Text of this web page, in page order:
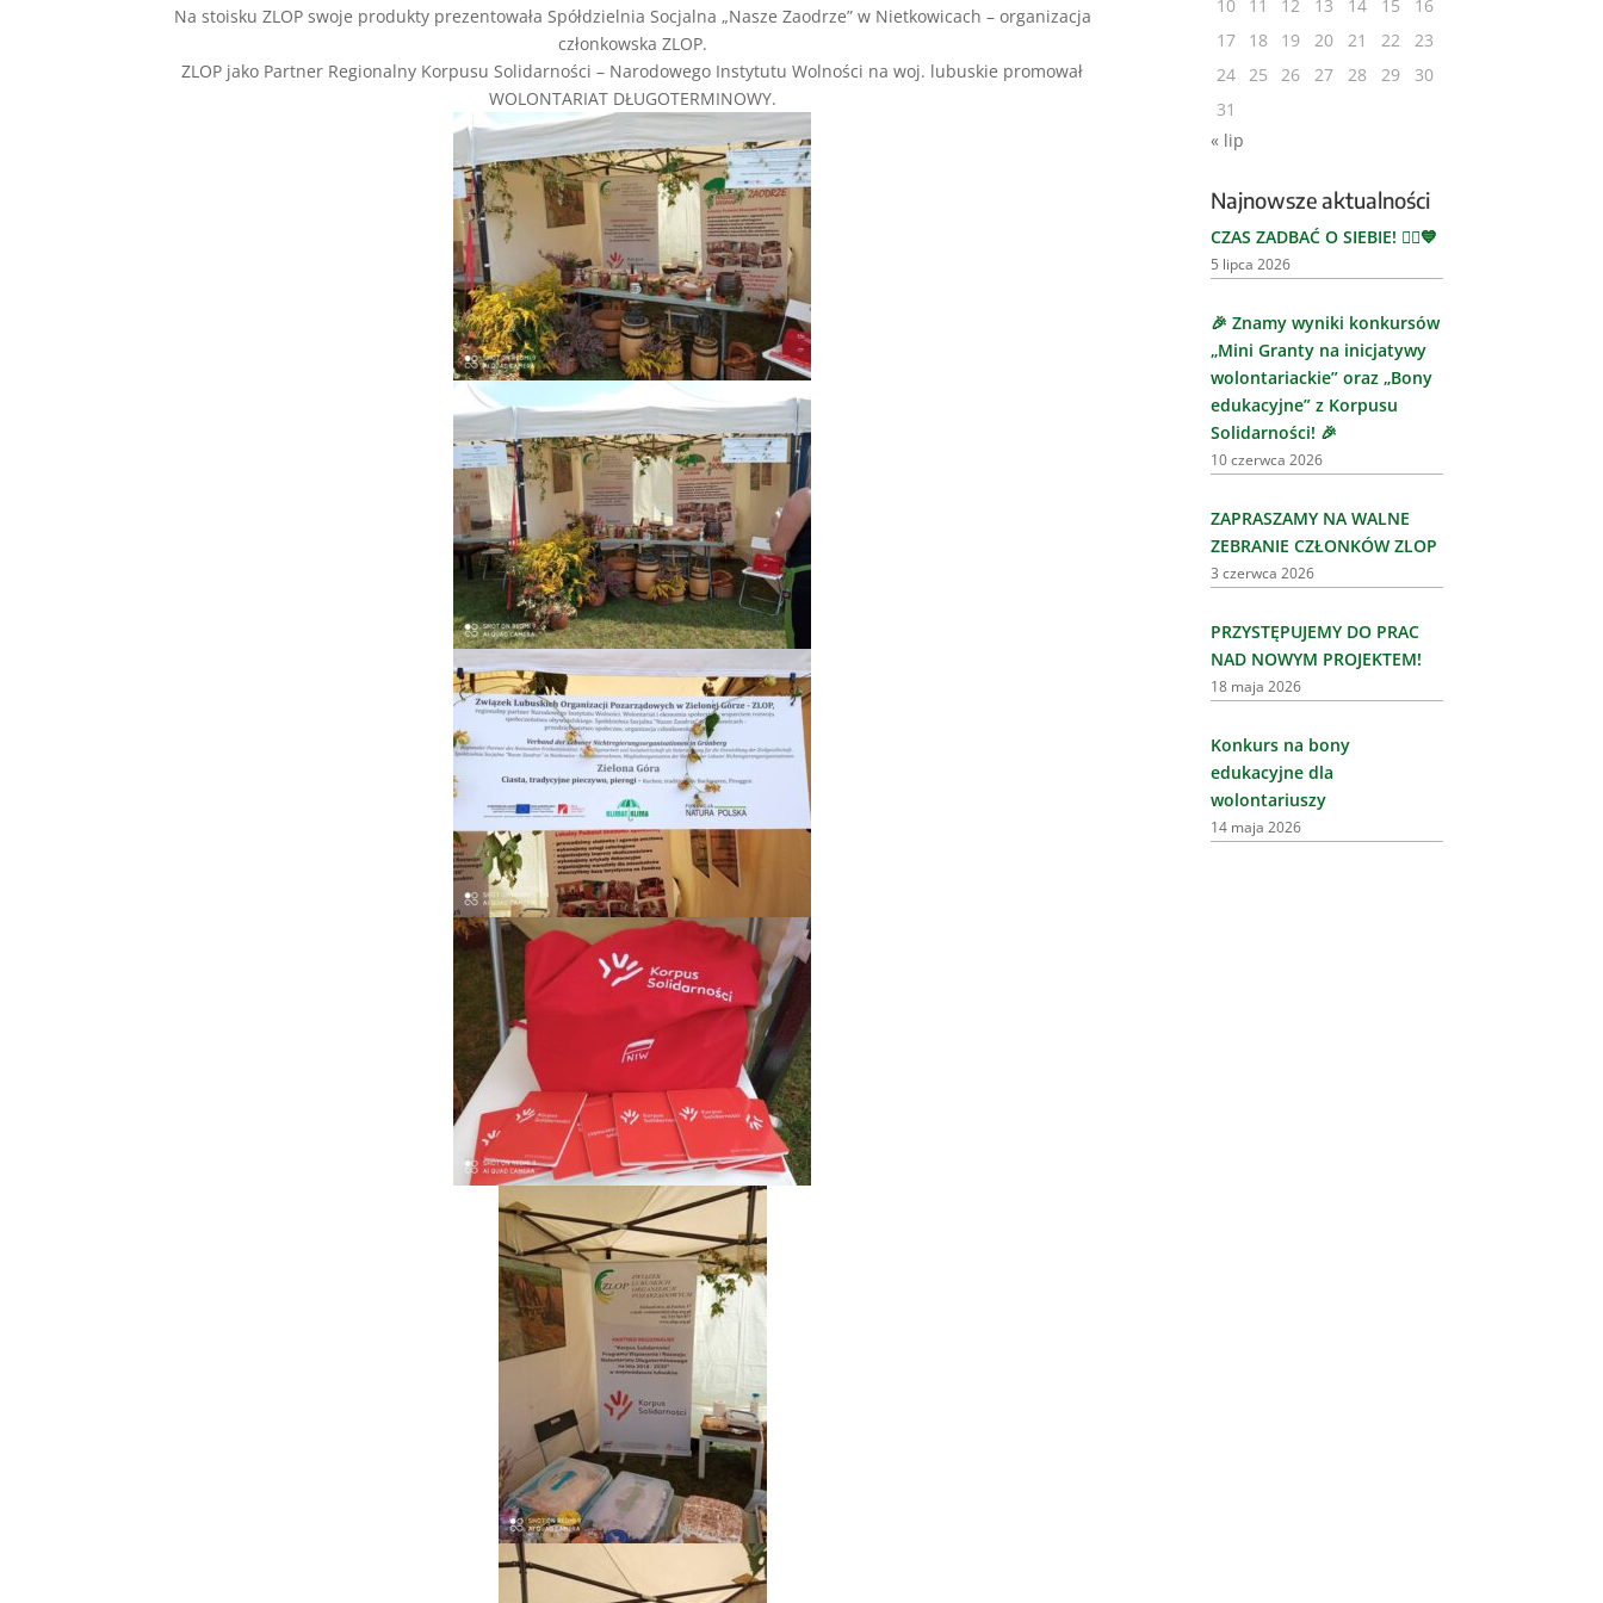
Na stoisku ZLOP swoje produkty prezentowała Spółdzielnia Socjalna „Nasze Zaodrze” w Nietkowicach – organizacja
członkowska ZLOP.
ZLOP jako Partner Regionalny Korpusu Solidarności – Narodowego Instytutu Wolności na woj. lubuskie promował
WOLONTARIAT DŁUGOTERMINOWY.
10
11 12 13 14 15
16
17
18 19 20 21 22
23
24 25 26 27 28 29
30
31
« lip
Najnowsze aktualności
CZAS ZADBAĆ O SIEBIE! 🏃‍♂️💙
5 lipca 2026
🎉 Znamy wyniki konkursów
„Mini Granty na inicjatywy
wolontariackie” oraz „Bony
edukacyjne” z Korpusu
Solidarności! 🎉
10 czerwca 2026
ZAPRASZAMY NA WALNE
ZEBRANIE CZŁONKÓW ZLOP
3 czerwca 2026
PRZYSTĘPUJEMY DO PRAC
NAD NOWYM PROJEKTEM!
18 maja 2026
Konkurs na bony
edukacyjne dla
wolontariuszy
14 maja 2026